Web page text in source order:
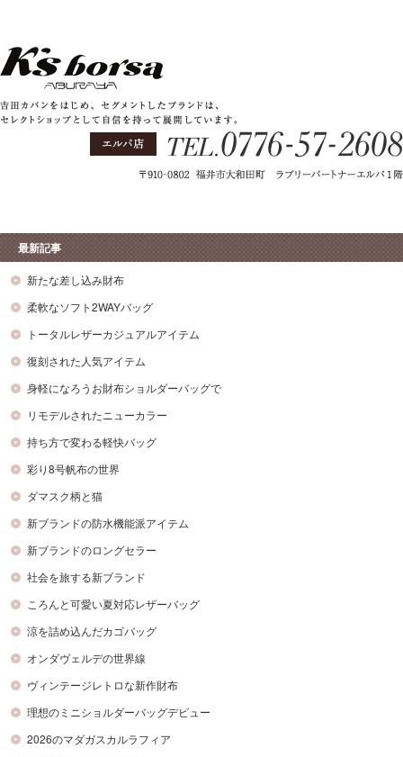
最新記事
新たな差し込み財布
柔軟なソフト2WAYバッグ
トータルレザーカジュアルアイテム
復刻された人気アイテム
身軽になろうお財布ショルダーバッグで
リモデルされたニューカラー
持ち方で変わる軽快バッグ
彩り8号帆布の世界
ダマスク柄と猫
新ブランドの防水機能派アイテム
新ブランドのロングセラー
社会を旅する新ブランド
ころんと可愛い夏対応レザーバッグ
涼を詰め込んだカゴバッグ
オンダヴェルデの世界線
ヴィンテージレトロな新作財布
理想のミニショルダーバッグデビュー
2026のマダガスカルラフィア